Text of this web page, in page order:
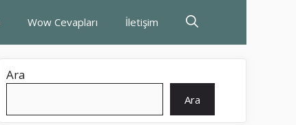
Wow Cevapları İletişim
Ara
Ara